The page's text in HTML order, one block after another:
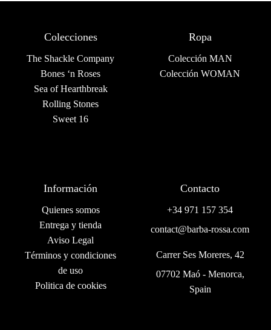
Colecciones
The Shackle Company
Bones ‘n Roses
Sea of Hearthbreak
Rolling Stones
Sweet 16
Ropa
Colección MAN
Colección WOMAN
Información
Quienes somos
Entrega y tienda
Aviso Legal
Términos y condiciones
de uso
Politica de cookies
Contacto
+34 971 157 354
contact@barba-rossa.com
Carrer Ses Moreres, 42
07702 Maó - Menorca,
Spain